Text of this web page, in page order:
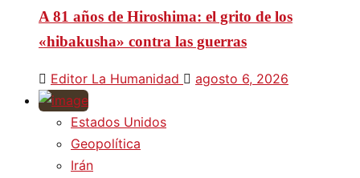
A 81 años de Hiroshima: el grito de los
«hibakusha» contra las guerras
Editor La Humanidad agosto 6, 2026
Estados Unidos
Geopolítica
Irán